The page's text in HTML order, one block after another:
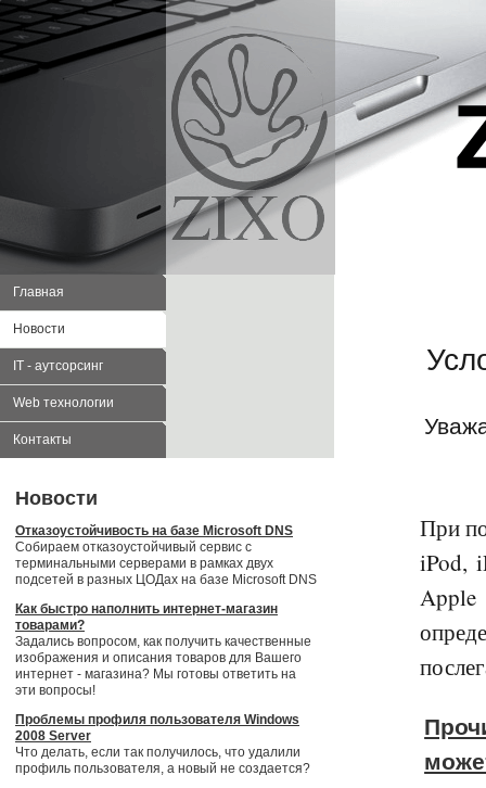
Главная
Новости
IT - аутсорсинг
Web технологии
Контакты
Новости
Отказоустойчивость на базе Microsoft DNS
Собираем отказоустойчивый сервис с
терминальными серверами в рамках двух
подсетей в разных ЦОДах на базе Microsoft DNS
Как быстро наполнить интернет-магазин
товарами?
Задались вопросом, как получить качественные
изображения и описания товаров для Вашего
интернет - магазина? Мы готовы ответить на
эти вопросы!
Проблемы профиля пользователя Windows
2008 Server
Что делать, если так получилось, что удалили
профиль пользователя, а новый не создается?
При
iPod,